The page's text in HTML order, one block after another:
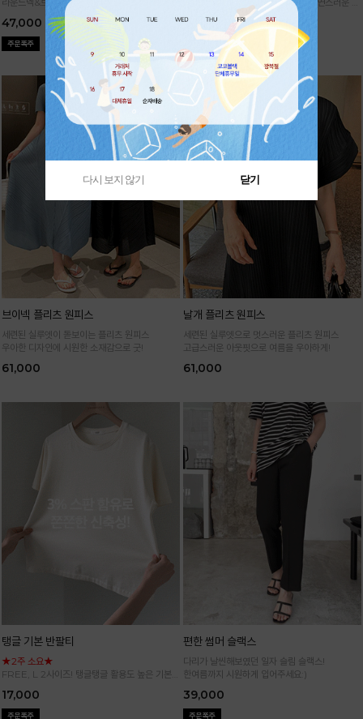
47,000
형 커버 허리 전체 밴딩으로 편안한 착용감
29,000
브이넥 플리츠 원피스
세련된 실루엣이 돋보이는 플리츠 원피스
우아한 디자인에 시원한 소재감으로 굿!
61,000
날개 플리츠 원피스
세련된 실루엣으로 멋스러운 플리츠 원피스
고급스러운 아웃핏으로 여름을 우아하게!
61,000
탱글 기본 반팔티
★2주 소요★
FREE, L 2사이즈! 탱글탱글 활용도 높은 기본
17,000
편한 썸머 슬랙스
다리가 날씬해보였던 일자 슬림 슬랙스!
한여름까지 시원하게 입어주세요:)
39,000
다시 보지 않기 닫기